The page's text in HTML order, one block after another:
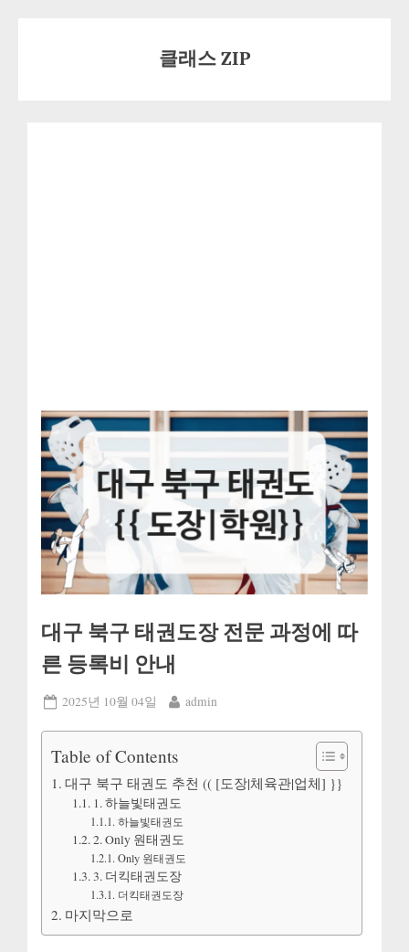
클래스 ZIP
대구 북구 태권도장 전문 과정에 따
른 등록비 안내
Posted
2025년 10월 04일 By
admin
Table of Contents
대구 북구 태권도 추천 (( [도장|체육관|업체] }}
1. 하늘빛태권도
하늘빛태권도
2. Only 원태권도
Only 원태권도
3. 더킥태권도장
더킥태권도장
마지막으로